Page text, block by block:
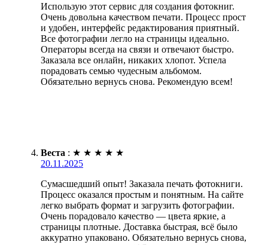
Использую этот сервис для создания фотокниг.
Очень довольна качеством печати. Процесс прост
и удобен, интерфейс редактирования приятный.
Все фотографии легло на страницы идеально.
Операторы всегда на связи и отвечают быстро.
Заказала все онлайн, никаких хлопот. Успела
порадовать семью чудесным альбомом.
Обязательно вернусь снова. Рекомендую всем!
Веста : ★ ★ ★ ★ ★
20.11.2025
Сумасшедший опыт! Заказала печать фотокниги.
Процесс оказался простым и понятным. На сайте
легко выбрать формат и загрузить фотографии.
Очень порадовало качество — цвета яркие, а
страницы плотные. Доставка быстрая, всё было
аккуратно упаковано. Обязательно вернусь снова,